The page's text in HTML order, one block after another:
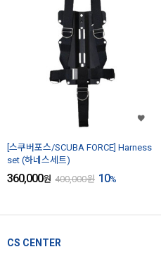
[스쿠버포스/SCUBA FORCE] Harness
set (하네스세트)
360,000원 400,000원 10%
CS CENTER